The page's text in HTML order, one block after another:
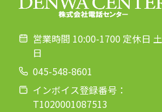
営業時間 10:00-1700 定休日
日
045-548-8601
インボイス登録番号：
T1020001087513